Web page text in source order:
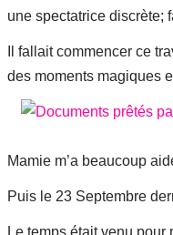
une spectatrice discrète;
Il fallait commencer ce
des moments magiques
Mamie m’a beaucoup
Puis le 23 Septembre
Le temps était venu